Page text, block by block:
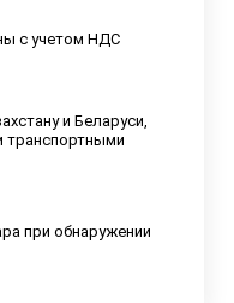
с учетом НДС
и Беларуси,
транспортными
при обнаружении